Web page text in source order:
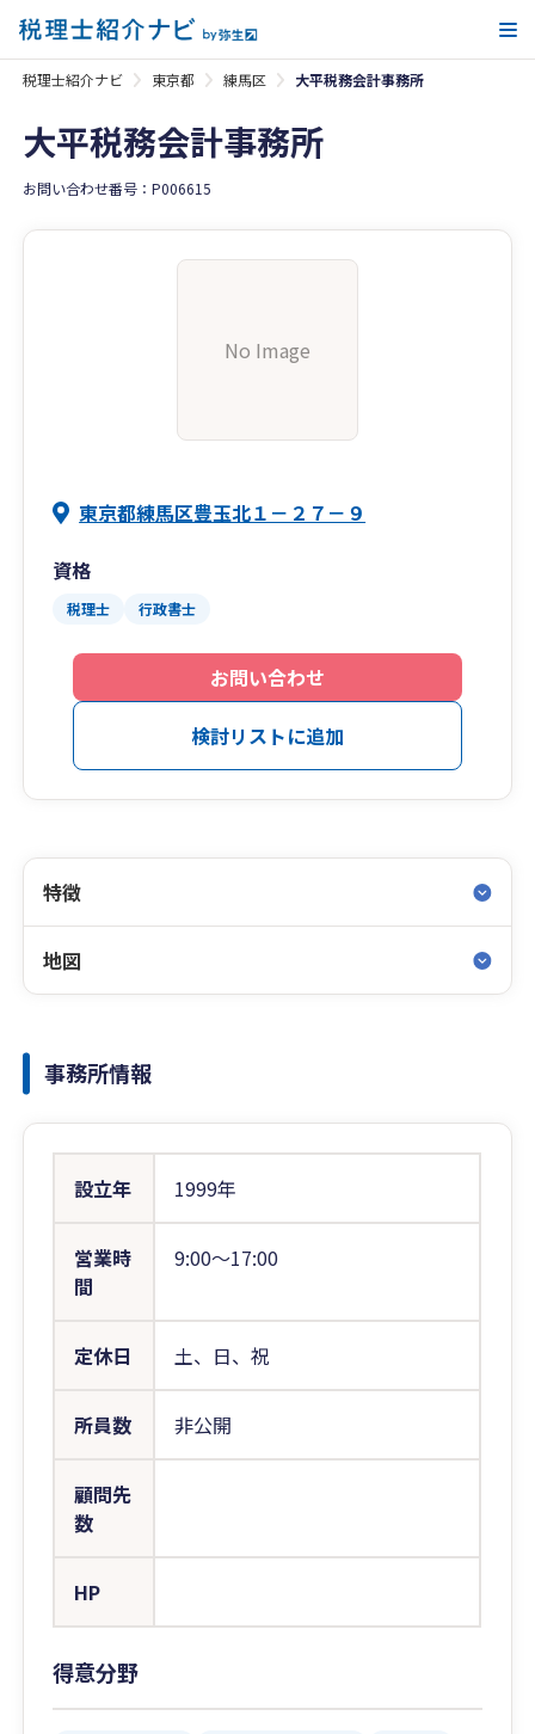
税理士紹介ナビ 東京都 練馬区 大平税務会計事務所
大平税務会計事務所
お問い合わせ番号：P006615
No Image
東京都練馬区豊玉北１－２７－９
資格
税理士 行政書士
お問い合わせ
検討リストに追加
特徴
地図
事務所情報
設立年 1999年
営業時
間
9:00〜17:00
定休日 土、日、祝
所員数 非公開
顧問先
数
HP
得意分野